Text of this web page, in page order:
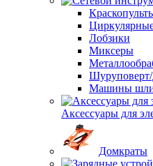
Лобзики
Миксеры
Шуруповерт/
Машины
Аксессуары для
Домкраты